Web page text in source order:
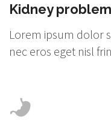
Kidney
Lorem ipsum dolor
nec eros eget nisl